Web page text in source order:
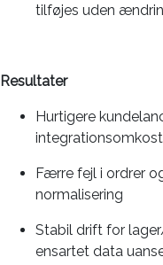
tilføjes uden
Resultater
Hurtigere
Færre fejl i ordrer
normalisering
Stabil drift for
ensartet data